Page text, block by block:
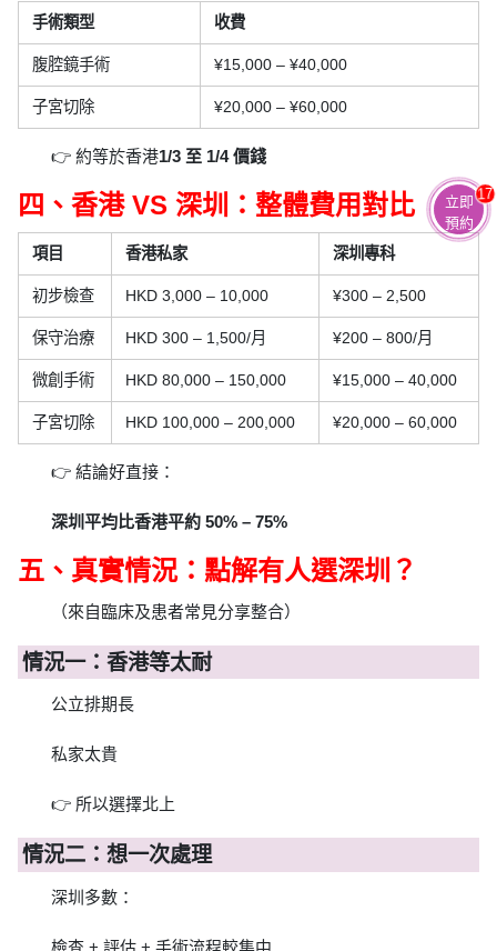
手術類型 收費
腹腔鏡手術 ¥15,000 – ¥40,000
子宮切除 ¥20,000 – ¥60,000
👉 約等於香港1/3 至 1/4 價錢
四、香港 VS 深圳：整體費用對比
項目 香港私家 深圳專科
初步檢查 HKD 3,000 – 10,000 ¥300 – 2,500
保守治療 HKD 300 – 1,500/月 ¥200 – 800/月
微創手術 HKD 80,000 – 150,000 ¥15,000 – 40,000
子宮切除 HKD 100,000 – 200,000 ¥20,000 – 60,000
👉 結論好直接：
深圳平均比香港平約 50% – 75%
五、真實情況：點解有人選深圳？
（來自臨床及患者常見分享整合）
情況一：香港等太耐
公立排期長
私家太貴
👉 所以選擇北上
情況二：想一次處理
深圳多數：
檢查 + 評估 + 手術流程較集中
立即
預約
17